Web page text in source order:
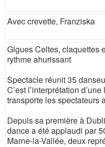
Avec crevette, Franziska
Gigues Celtes, claquettes
rythme ahurissant
Spectacle réunit 35
C’est l’interprétation
transporte les spectateurs
Depuis sa première à
dance a été applaudi par
Marne-la-Vallée, deux